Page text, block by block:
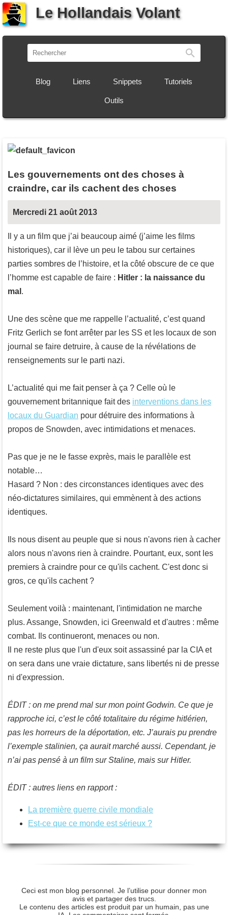
Le Hollandais Volant
Blog Liens Snippets Tutoriels
Outils
Les gouvernements ont des choses à
craindre, car ils cachent des choses
Mercredi 21 août 2013
Il y a un film que j’ai beaucoup aimé (j’aime les films
historiques), car il lève un peu le tabou sur certaines
parties sombres de l’histoire, et la côté obscure de ce que
l’homme est capable de faire : Hitler : la naissance du
mal .
Une des scène que me rappelle l’actualité, c’est quand
Fritz Gerlich se font arrêter par les SS et les locaux de son
journal se faire detruire, à cause de la révélations de
renseignements sur le parti nazi.
L’actualité qui me fait penser à ça ? Celle où le
gouvernement britannique fait des interventions dans les
locaux du Guardian pour détruire des informations à
propos de Snowden, avec intimidations et menaces.
Pas que je ne le fasse exprès, mais le parallèle est
notable…
Hasard ? Non : des circonstances identiques avec des
néo-dictatures similaires, qui emmènent à des actions
identiques.
Ils nous disent au peuple que si nous n'avons rien à cacher
alors nous n'avons rien à craindre. Pourtant, eux, sont les
premiers à craindre pour ce qu'ils cachent. C'est donc si
gros, ce qu'ils cachent ?
Seulement voilà : maintenant, l'intimidation ne marche
plus. Assange, Snowden, ici Greenwald et d'autres : même
combat. Ils continueront, menaces ou non.
Il ne reste plus que l'un d'eux soit assassiné par la CIA et
on sera dans une vraie dictature, sans libertés ni de presse
ni d'expression.
ÉDIT : on me prend mal sur mon point Godwin. Ce que je
rapproche ici, c’est le côté totalitaire du régime hitlérien,
pas les horreurs de la déportation, etc. J’aurais pu prendre
l’exemple stalinien, ça aurait marché aussi. Cependant, je
n’ai pas pensé à un film sur Staline, mais sur Hitler.
ÉDIT : autres liens en rapport :
La première guerre civile mondiale
Est-ce que ce monde est sérieux ?
Ceci est mon blog personnel. Je l’utilise pour donner mon
avis et partager des trucs.
Le contenu des articles est produit par un humain, pas une